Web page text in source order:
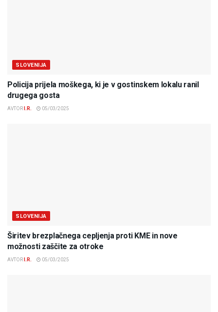
SLOVENIJA
Policija prijela moškega, ki je v gostinskem lokalu ranil
drugega gosta
AVTOR I.R. 05/03/2025
SLOVENIJA
Širitev brezplačnega cepljenja proti KME in nove
možnosti zaščite za otroke
AVTOR I.R. 05/03/2025